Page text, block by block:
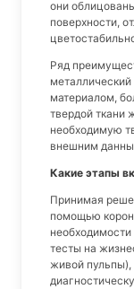
они
поверхности,
Ряд
материалом,
твердой ткани
необходимую
внешним
Какие этапы
Принимая
помощью
тесты на
живой пульпы),